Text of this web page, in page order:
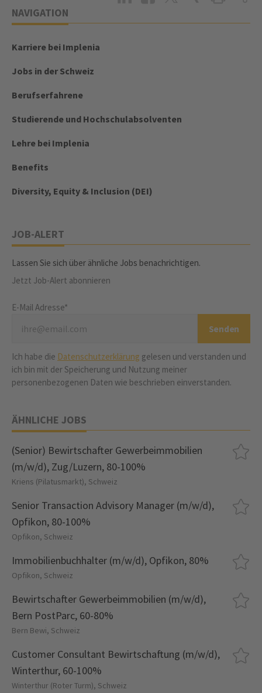
NAVIGATION
Karriere bei Implenia
Jobs in der Schweiz
Berufserfahrene
Studierende und Hochschulabsolventen
Lehre bei Implenia
Benefits
Diversity, Equity & Inclusion (DEI)
JOB-ALERT
Lassen Sie sich über ähnliche Jobs benachrichtigen.
Jetzt Job-Alert abonnieren
E-Mail Adresse*
Ich habe die Datenschutzerklärung gelesen und verstanden und
ich bin mit der Speicherung und Nutzung meiner
personenbezogenen Daten wie beschrieben einverstanden.
ÄHNLICHE JOBS
(Senior) Bewirtschafter Gewerbeimmobilien
(m/w/d), Zug/Luzern, 80-100%
Kriens (Pilatusmarkt), Schweiz
Senior Transaction Advisory Manager (m/w/d),
Opfikon, 80-100%
Opfikon, Schweiz
Immobilienbuchhalter (m/w/d), Opfikon, 80%
Opfikon, Schweiz
Bewirtschafter Gewerbeimmobilien (m/w/d),
Bern PostParc, 60-80%
Bern Bewi, Schweiz
Customer Consultant Bewirtschaftung (m/w/d),
Winterthur, 60-100%
Winterthur (Roter Turm), Schweiz